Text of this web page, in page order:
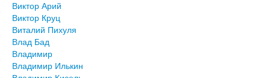
Виктор Арий
Виктор Круц
Виталий Пихуля
Влад Бад
Владимир
Владимир Илькин